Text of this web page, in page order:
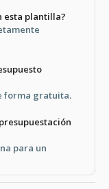
esta plantilla?
forma gratuita.
para un